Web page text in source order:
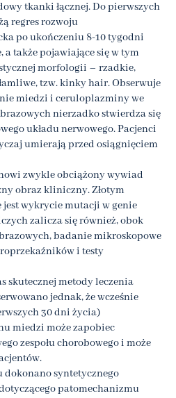
tkanki łącznej. Do pierwszych
regres rozwoju
po ukończeniu 8-10 tygodni
a także pojawiające się w tym
morfologii – rzadkie,
tzw. kinky hair. Obserwuje
miedzi i ceruloplazminy we
nierzadko stwierdza się
układu nerwowego. Pacjenci
umierają przed osiągnięciem
zwykle obciążony wywiad
obraz kliniczny. Złotym
wykrycie mutacji w genie
zalicza się również, obok
badanie mikroskopowe
i testy
skutecznej metody leczenia
jednak, że wcześnie
30 dni życia)
miedzi może zapobiec
zespołu chorobowego i może
syntetycznego
patomechanizmu